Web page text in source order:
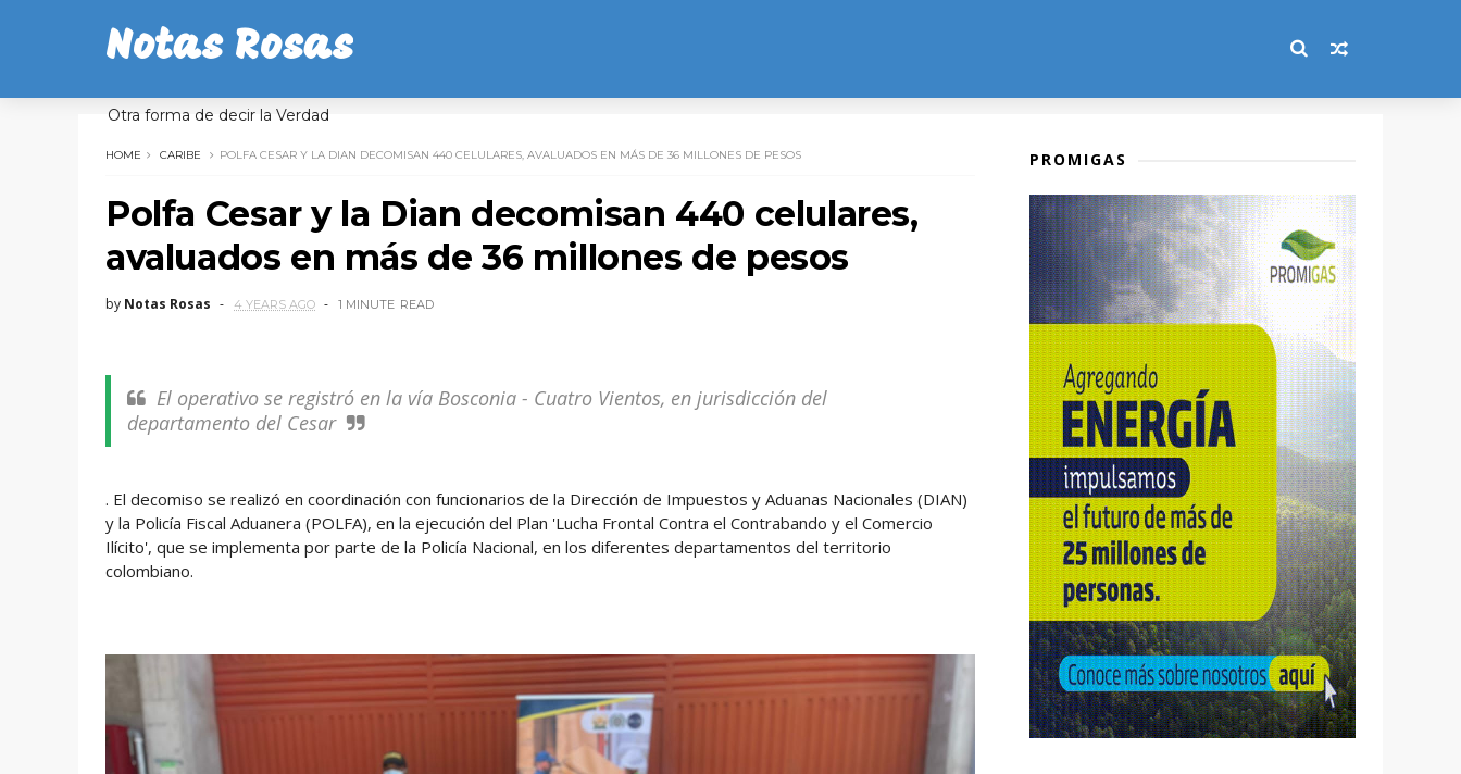
Notas Rosas
Otra forma de decir la Verdad
HOME CARIBE POLFA CESAR Y LA DIAN DECOMISAN 440 CELULARES, AVALUADOS EN MÁS DE 36 MILLONES DE PESOS
Polfa Cesar y la Dian decomisan 440 celulares,
avaluados en más de 36 millones de pesos
by Notas Rosas 4 YEARS AGO 1 MINUTE READ
El operativo se registró en la vía Bosconia - Cuatro Vientos, en jurisdicción del
departamento del Cesar
. El decomiso se realizó en coordinación con funcionarios de la Dirección de Impuestos y Aduanas Nacionales (DIAN)
y la Policía Fiscal Aduanera (POLFA), en la ejecución del Plan 'Lucha Frontal Contra el Contrabando y el Comercio
Ilícito', que se implementa por parte de la Policía Nacional, en los diferentes departamentos del territorio
colombiano.
PROMIGAS